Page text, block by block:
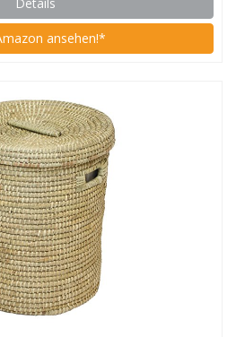
ansehen!*